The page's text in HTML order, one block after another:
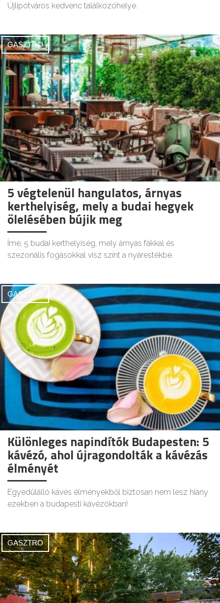
Újlipótváros kedvenc találkozóhelye.
GASZTRO
5 végtelenül hangulatos, árnyas
kerthelyiség, mely a budai hegyek
ölelésében bújik meg
Íme, 5 budai kerthelyiség, mely árnyas fákkal és
szezonális fogásokkal visz színt a nyárestékbe.
GASZTRO
Különleges napindítók Budapesten: 5
kávézó, ahol újragondolták a kávézás
élményét
Egyedülálló kávés élményekből biztosan nem lesz hiány
ezekben a budapesti kávézókban!
GASZTRO